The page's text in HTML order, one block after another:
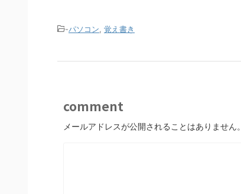
-パソコン 覚え書き
comment
メールアドレスが公開されることはありません。